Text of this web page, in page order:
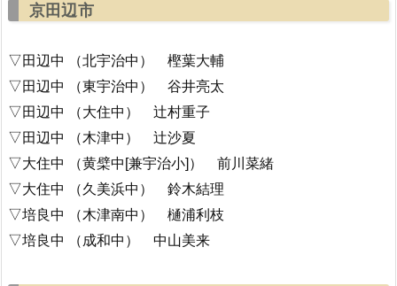
京田辺市
▽田辺中 （北宇治中） 樫葉大輔
▽田辺中 （東宇治中） 谷井亮太
▽田辺中 （大住中） 辻村重子
▽田辺中 （木津中） 辻沙夏
▽大住中 （黄檗中[兼宇治小]） 前川菜緒
▽大住中 （久美浜中） 鈴木結理
▽培良中 （木津南中） 樋浦利枝
▽培良中 （成和中） 中山美来